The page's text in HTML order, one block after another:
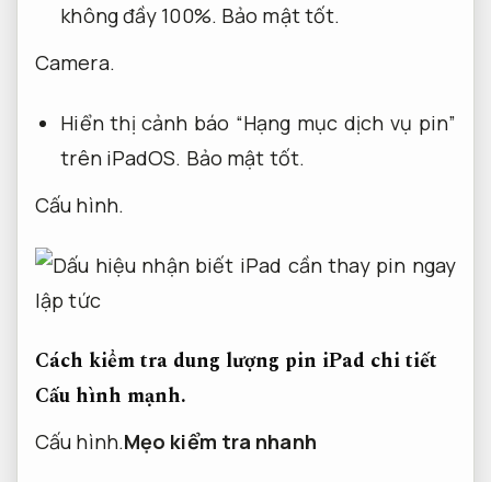
không đầy 100%. Bảo mật tốt.
Camera.
Hiển thị cảnh báo “Hạng mục dịch vụ pin”
trên iPadOS. Bảo mật tốt.
Cấu hình.
Cách kiểm tra dung lượng pin iPad chi tiết
Cấu hình mạnh.
Cấu hình.Mẹo kiểm tra nhanh